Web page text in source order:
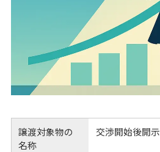
譲渡対象物の
名称
交渉開始後開示